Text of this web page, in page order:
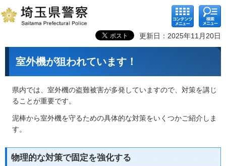
コンテ
ンツメ
ニュー
検索メ
ニュー
更新日：2025年11月20日
室外機が狙われています！
県内では、室外機の盗難被害が多発していますので、対策を講じ
ることが重要です。
泥棒から室外機を守るための具体的な対策をいくつかご紹介しま
す。
物理的な対策で固定を強化する